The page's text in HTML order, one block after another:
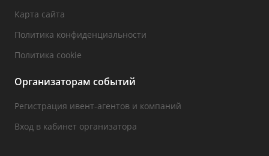
Карта сайта
Политика конфиденциальности
Политика cookie
Организаторам событий
Регистрация ивент-агентов и компаний
Вход в кабинет организатора